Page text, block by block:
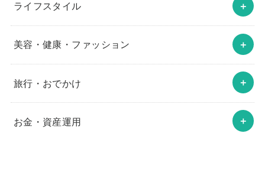
ライフスタイル
美容・健康・ファッション
旅行・おでかけ
お金・資産運用